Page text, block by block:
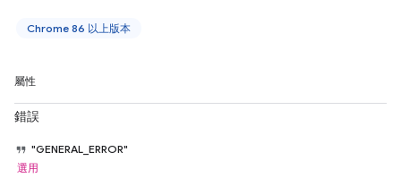
Chrome 86 以上版本
屬性
錯誤
"GENERAL_ERROR"
選用